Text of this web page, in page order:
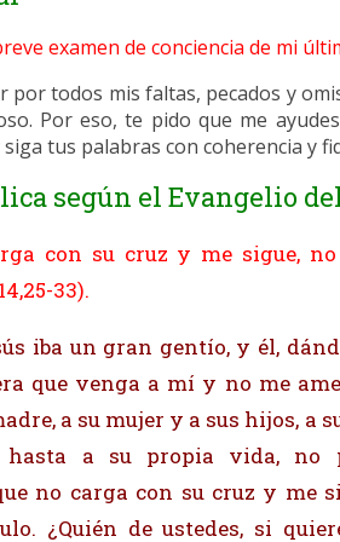
examen de conciencia de mi
por todos mis faltas, pecados y
Por eso, te pido que me
tus palabras con coherencia y
según el Evangelio
con su cruz y me sigue,
33).
iba un gran gentío, y él,
que venga a mí y no me
a su mujer y a sus hijos, a
hasta a su propia vida, no
no carga con su cruz y me
¿Quién de ustedes, si